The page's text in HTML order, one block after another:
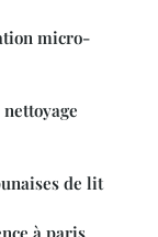
micro-
de lit
à paris